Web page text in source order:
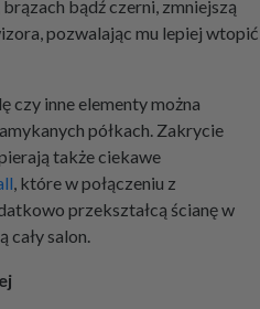
bądź czerni, zmniejszą
pozwalając mu lepiej wtopić
czy inne elementy można
półkach. Zakrycie
także ciekawe
, które w połączeniu z
przekształcą ścianę w
cały salon.